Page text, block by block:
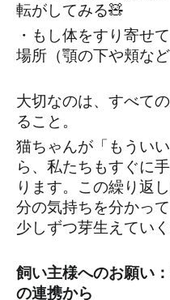
転がしてみる🧸
・もし体をすり寄せ
場所（顎の下や頬な
大切なのは、すべて
ること。
猫ちゃんが「もうい
ら、私たちもすぐに
ります。この繰り返
分の気持ちを分かっ
少しずつ芽生えていく
飼い主様へのお願い
の連携から